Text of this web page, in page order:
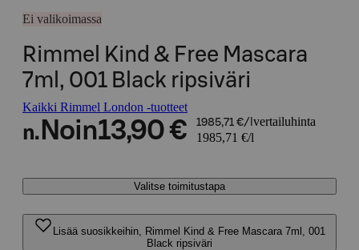
Ei valikoimassa
Rimmel Kind & Free Mascara
7ml, 001 Black ripsiväri
Kaikki Rimmel London -tuotteet
n. Noin13,90 € 1985,71 €/l vertailuhinta
1985,71 €/l
Valitse toimitustapa
Lisää suosikkeihin, Rimmel Kind & Free Mascara 7ml, 001
Black ripsiväri